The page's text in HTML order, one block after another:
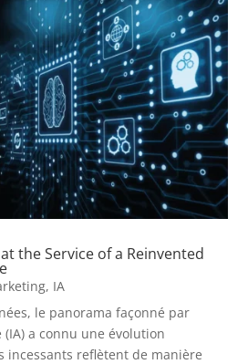
the Service of a Reinvented
, IA
le panorama façonné par
a connu une évolution
incessants reflètent de manière